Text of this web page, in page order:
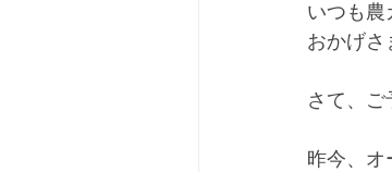
いつも農
おかげさ
さて、ご
昨今、オ